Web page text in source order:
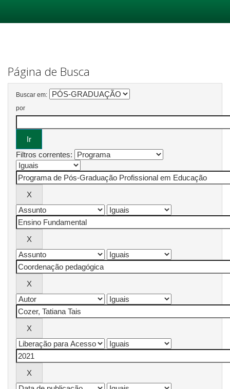
Página de Busca
Buscar em:
por
Filtros correntes: